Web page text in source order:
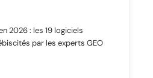
2026 : les 19 logiciels
par les experts GEO